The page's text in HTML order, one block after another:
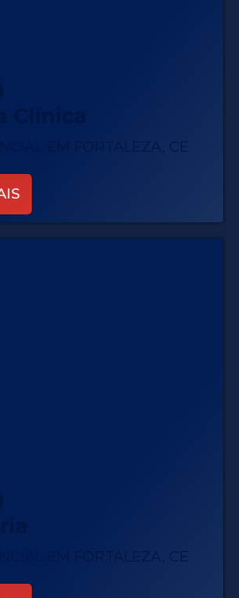
EM FORTALEZA, CE
EM FORTALEZA, CE